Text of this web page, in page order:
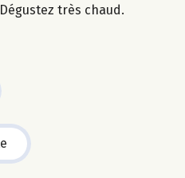
très chaud.